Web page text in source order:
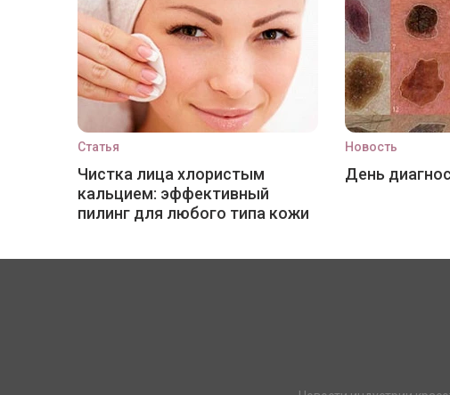
Статья
Чистка лица хлористым
кальцием: эффективный
пилинг для любого типа кожи
Новость
День